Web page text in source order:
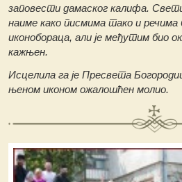
заповести дамаског калифа.
наиме како писмима тако и речима
иконобораца, али је међутим био
кажњен.
Исцелила га је Пресвета
њеном иконом ожалошћен молио.